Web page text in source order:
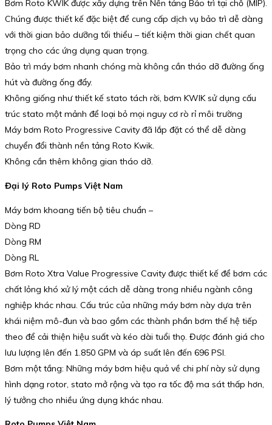
Bơm Roto KWIK được xây dựng trên Nền tảng Bảo trì tại chỗ (MIP).
Chúng được thiết kế đặc biệt để cung cấp dịch vụ bảo trì dễ dàng
với thời gian bảo dưỡng tối thiểu – tiết kiệm thời gian chết quan
trọng cho các ứng dụng quan trọng.
Bảo trì máy bơm nhanh chóng mà không cần tháo dỡ đường ống
hút và đường ống đẩy.
Không giống như thiết kế stato tách rời, bơm KWIK sử dụng cấu
trúc stato một mảnh để loại bỏ mọi nguy cơ rò rỉ môi trường
Máy bơm Roto Progressive Cavity đã lắp đặt có thể dễ dàng
chuyển đổi thành nền tảng Roto Kwik.
Không cần thêm không gian tháo dỡ.
Đại lý Roto Pumps Việt Nam
Máy bơm khoang tiến bộ tiêu chuẩn –
Dòng RD
Dòng RM
Dòng RL
Bơm Roto Xtra Value Progressive Cavity được thiết kế để bơm các
chất lỏng khó xử lý một cách dễ dàng trong nhiều ngành công
nghiệp khác nhau. Cấu trúc của những máy bơm này dựa trên
khái niệm mô-đun và bao gồm các thành phần bơm thế hệ tiếp
theo để cải thiện hiệu suất và kéo dài tuổi thọ. Được đánh giá cho
lưu lượng lên đến 1.850 GPM và áp suất lên đến 696 PSI.
Bơm một tầng: Những máy bơm hiệu quả về chi phí này sử dụng
hình dạng rotor, stato mở rộng và tạo ra tốc độ ma sát thấp hơn,
lý tưởng cho nhiều ứng dụng khác nhau.